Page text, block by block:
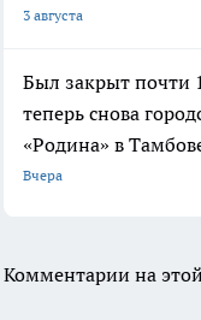
3 августа
Был закрыт почти
теперь снова
«Родина» в
Вчера
Комментарии на